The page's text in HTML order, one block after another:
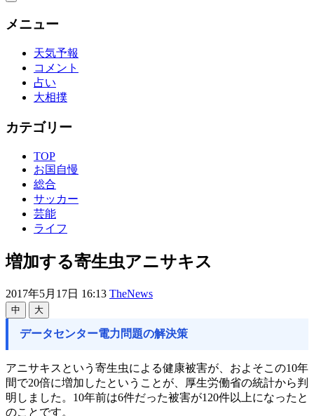
メニュー
天気予報
コメント
占い
大相撲
カテゴリー
TOP
お国自慢
総合
サッカー
芸能
ライフ
増加する寄生虫アニサキス
2017年5月17日 16:13 TheNews
中 大
データセンター電力問題の解決策
アニサキスという寄生虫による健康被害が、およそこの10年
間で20倍に増加したということが、厚生労働省の統計から判
明しました。10年前は6件だった被害が120件以上になったと
のことです。